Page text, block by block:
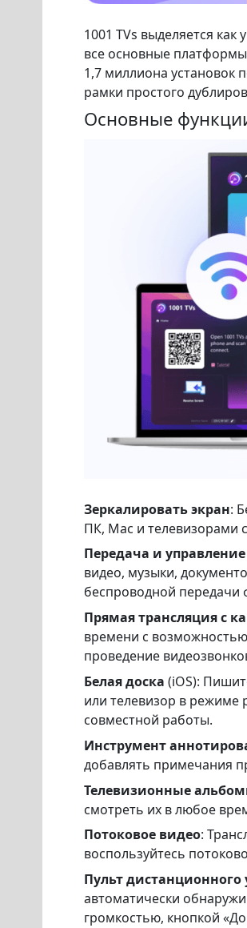
1001 TVs выделяется
все основные
1,7 миллиона установок
рамки простого
Основные
Зеркалировать экран:
ПК, Mac и телевизорами
Передача и
видео, музыки,
беспроводной передачи
Прямая трансляция с
времени с
проведение
Белая доска (iOS):
или телевизор в режиме
совместной работы.
Инструмент
добавлять примечания
Телевизионные
смотреть их в любое
Потоковое видео:
воспользуйтесь
Пульт
автоматически
громкостью, кнопкой